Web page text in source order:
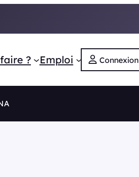
? Emploi Connexion